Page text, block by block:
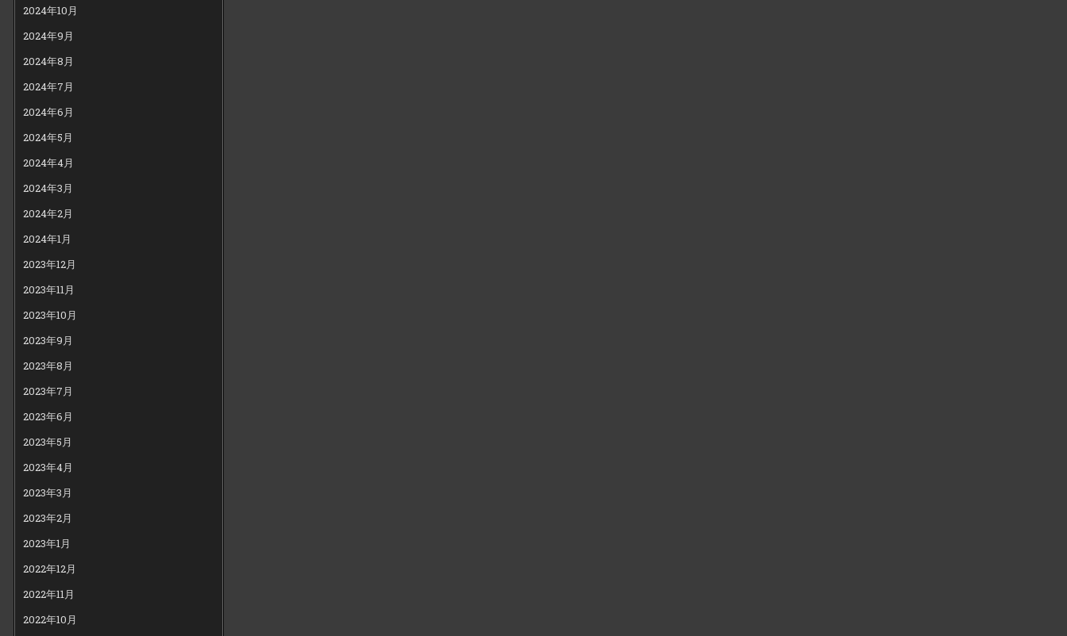
2024年10月
2024年9月
2024年8月
2024年7月
2024年6月
2024年5月
2024年4月
2024年3月
2024年2月
2024年1月
2023年12月
2023年11月
2023年10月
2023年9月
2023年8月
2023年7月
2023年6月
2023年5月
2023年4月
2023年3月
2023年2月
2023年1月
2022年12月
2022年11月
2022年10月